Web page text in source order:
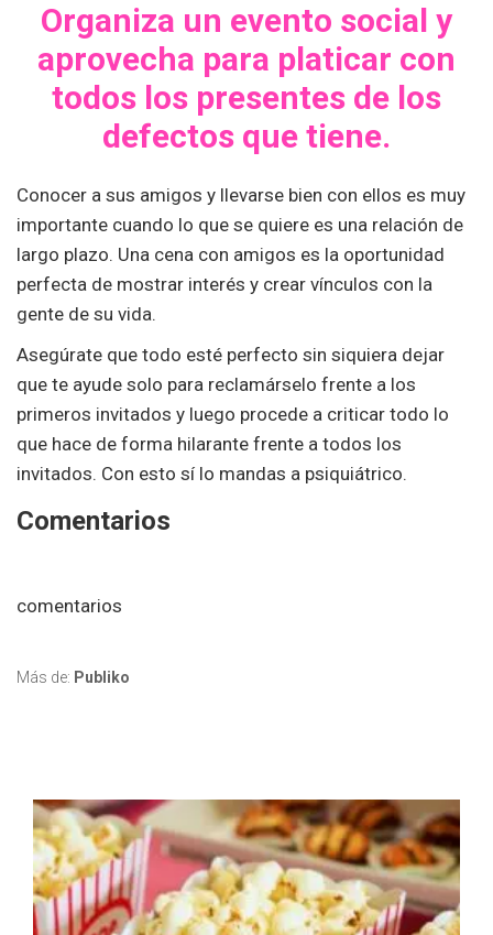
Organiza un evento social y
aprovecha para platicar con
todos los presentes de los
defectos que tiene.
Conocer a sus amigos y llevarse bien con ellos es muy
importante cuando lo que se quiere es una relación de
largo plazo. Una cena con amigos es la oportunidad
perfecta de mostrar interés y crear vínculos con la
gente de su vida.
Asegúrate que todo esté perfecto sin siquiera dejar
que te ayude solo para reclamárselo frente a los
primeros invitados y luego procede a criticar todo lo
que hace de forma hilarante frente a todos los
invitados. Con esto sí lo mandas a psiquiátrico.
Comentarios
comentarios
Más de: Publiko